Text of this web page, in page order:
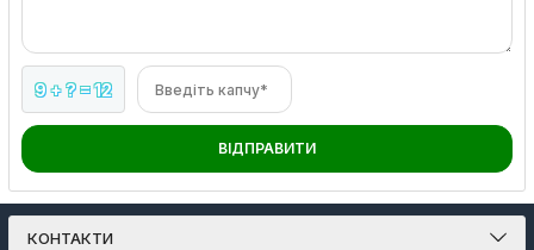
9 + ? = 12 Введіть капчу*
ВІДПРАВИТИ
КОНТАКТИ